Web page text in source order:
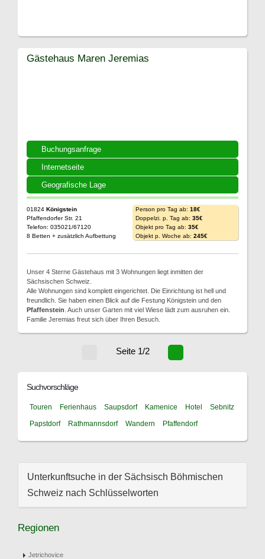
Buchungsanfrage
Internetseite
Geografische Lage
Gästehaus Maren Jeremias
01824 Königstein
Pfaffendorfer Str. 21
Telefon: 035021/67120
8 Betten + zusätzlich Aufbettung
Person pro Tag ab: 18€
Doppelzi. p. Tag ab: 35€
Objekt pro Tag ab: 35€
Objekt p. Woche ab: 245€
Unser 4 Sterne Gästehaus mit 3 Wohnungen liegt inmitten der
Sächsischen Schweiz.
Alle Wohnungen sind komplett eingerichtet. Die Einrichtung ist hell und
freundlich. Sie haben einen Blick auf die Festung Königstein und den
Pfaffenstein . Auch unser Garten mit viel Wiese lädt zum ausruhen ein.
Familie Jeremias freut sich über Ihren Besuch.
Seite 1/2
Suchvorschläge
Touren Ferienhaus Saupsdorf Kamenice Hotel
Sebnitz
Papstdorf
Rathmannsdorf Wandern Pfaffendorf
Unterkunftsuche in der Sächsisch Böhmischen
Schweiz nach Schlüsselworten
Regionen
Jetrichovice